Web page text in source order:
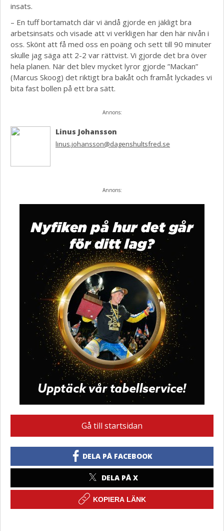
insats.
– En tuff bortamatch där vi ändå gjorde en jäkligt bra
arbetsinsats och visade att vi verkligen har den här nivån i
oss. Skönt att få med oss en poäng och sett till 90 minuter
skulle jag säga att 2-2 var rättvist. Vi gjorde det bra över
hela planen. När det blev mycket lyror gjorde ”Mackan”
(Marcus Skoog) det riktigt bra bakåt och framåt lyckades vi
bita fast bollen på ett bra sätt.
Annons:
Linus Johansson
linus.johansson@dagenshultsfred.se
Annons:
Gå till startsidan
DELA PÅ FACEBOOK
DELA PÅ X
KOPIERA LÄNK